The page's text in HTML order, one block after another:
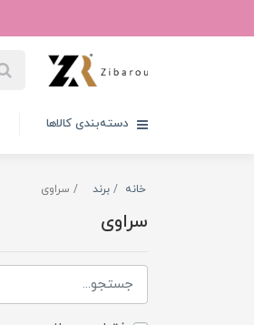
دسته‌بندی کالاها
خانه برند سراوی
سراوی